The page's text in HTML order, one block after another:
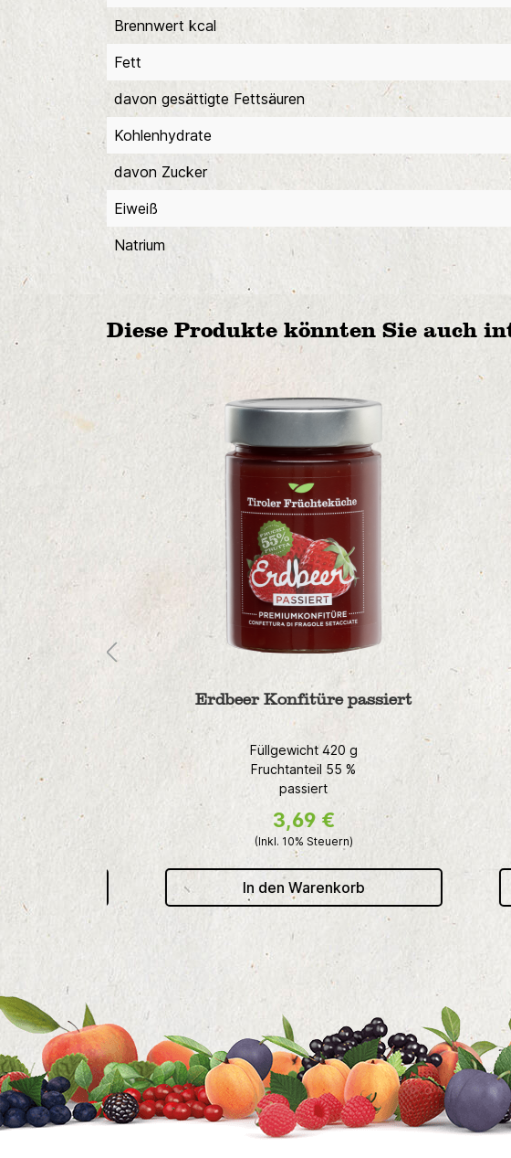
Brennwert kcal
Fett
davon gesättigte Fettsäuren
Kohlenhydrate
davon Zucker
Eiweiß
Natrium
Diese Produkte könnten Sie auch
Erdbeer Konfitüre passiert
Füllgewicht 420 g
Fruchtanteil 55 %
passiert
3,69 €
(Inkl. 10% Steuern)
In den Warenkorb